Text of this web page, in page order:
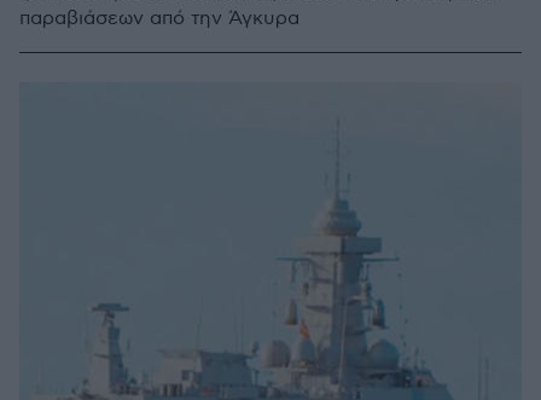
παραβιάσεων από την Άγκυρα